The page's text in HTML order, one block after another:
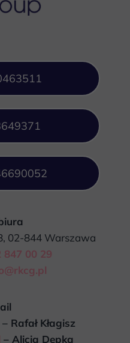
02-844 Warszawa
847 00 29
– Rafał Kłagisz
– Alicja Depka